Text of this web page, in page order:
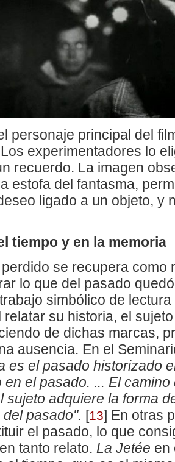
personaje principal del
experimentadores lo
recuerdo. La imagen
estofa del fantasma,
ligado a un objeto, y
tiempo y en la memoria
se recupera como
lo que del pasado
simbólico de
relatar su historia, el
de dichas marcas,
ausencia. En el
es el pasado historizado
en el pasado. ... El
sujeto adquiere la forma
pasado". [13] En otras
el pasado, lo que
tanto relato. La Jetée en